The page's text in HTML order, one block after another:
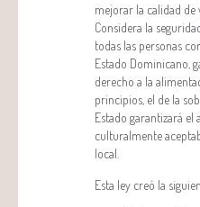
mejorar la calidad de
Considera la
todas las personas
Estado Dominicano,
derecho a la
principios, el de la
Estado garantizará el
culturalmente
local.
Esta ley creó la